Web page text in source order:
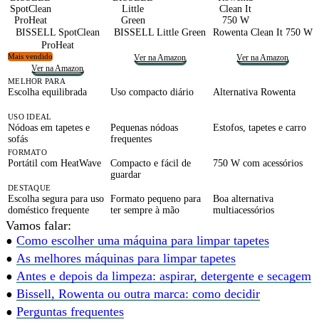
BISSELL SpotClean
ProHeat
Mais vendido
Ver na Amazon
BISSELL Little Green
Ver na Amazon
Rowenta Clean It 750 W
Ver na Amazon
MELHOR PARA
Escolha equilibrada Uso compacto diário Alternativa Rowenta
USO IDEAL
Nódoas em tapetes e
sofás
Pequenas nódoas
frequentes
Estofos, tapetes e carro
FORMATO
Portátil com HeatWave
Compacto e fácil de
guardar
750 W com acessórios
DESTAQUE
Escolha segura para uso
doméstico frequente
Formato pequeno para
ter sempre à mão
Boa alternativa
multiacessórios
Vamos falar:
• Como escolher uma máquina para limpar tapetes
• As melhores máquinas para limpar tapetes
• Antes e depois da limpeza: aspirar, detergente e secagem
• Bissell, Rowenta ou outra marca: como decidir
• Perguntas frequentes